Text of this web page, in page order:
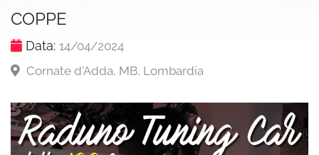
COPPE
Data: 14/04/2024
Cornate d'Adda, MB, Lombardia